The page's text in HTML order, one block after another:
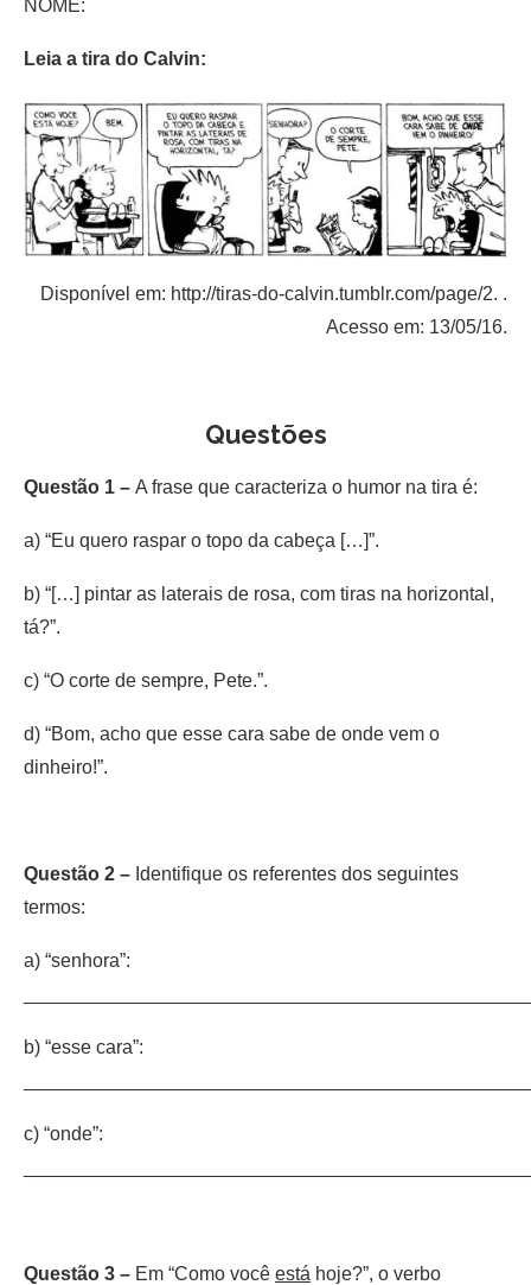
NOME:
Leia a tira do Calvin:
Disponível em: http://tiras-do-calvin.tumblr.com/page/2. .
Acesso em: 13/05/16.
Questões
Questão 1 – A frase que caracteriza o humor na tira é:
a) “Eu quero raspar o topo da cabeça […]”.
b) “[…] pintar as laterais de rosa, com tiras na horizontal,
tá?”.
c) “O corte de sempre, Pete.”.
d) “Bom, acho que esse cara sabe de onde vem o
dinheiro!”.
Questão 2 – Identifique os referentes dos seguintes
termos:
a) “senhora”:
b) “esse cara”:
c) “onde”:
Questão 3 – Em “Como você está hoje?”, o verbo